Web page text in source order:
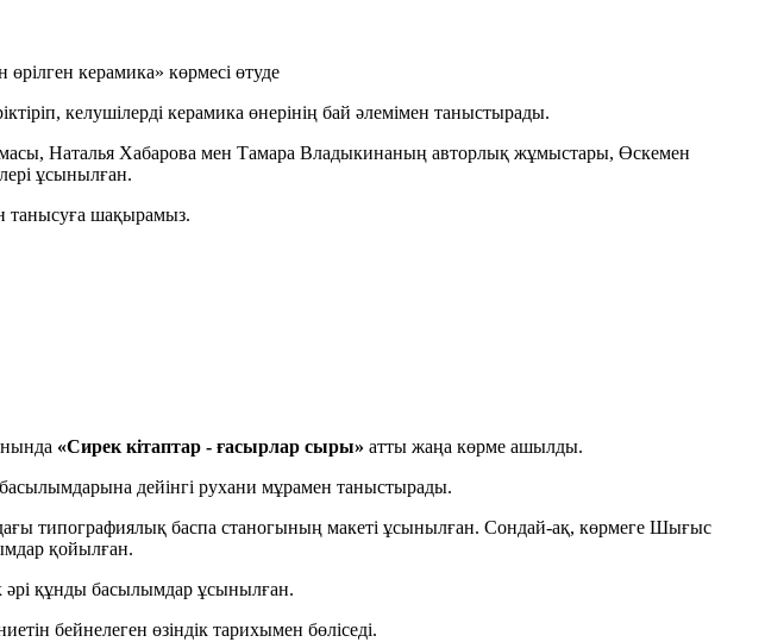
керамика» көрмесі өтуде
келушілерді керамика өнерінің бай әлемімен таныстырады.
Наталья Хабарова мен Тамара Владыкинаның авторлық жұмыстары, Өскемен
ұсынылған.
танысуға шақырамыз.
«Сирек кітаптар- ғасырлар сыры» атты жаңа көрме ашылды.
дейінгі рухани мұрамен таныстырады.
типографиялық баспа станогының макеті ұсынылған. Сондай-ақ, көрмеге Шығыс
қойылған.
құнды басылымдар ұсынылған.
бейнелеген өзіндік тарихымен бөліседі.